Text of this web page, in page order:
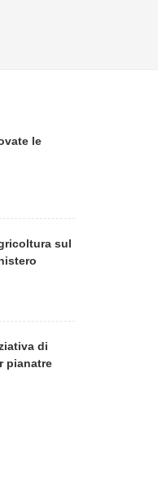
le
sul
di
pianatre